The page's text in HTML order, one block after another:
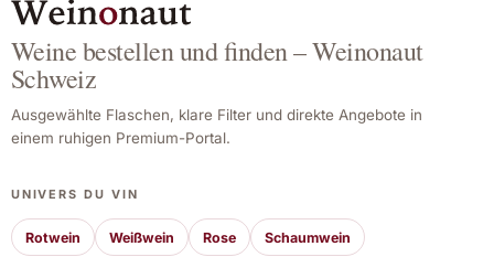
Weine bestellen und finden – Weinonaut
Schweiz
Ausgewählte Flaschen, klare Filter und direkte Angebote in
einem ruhigen Premium-Portal.
UNIVERS DU VIN
Rotwein Weißwein Rose Schaumwein